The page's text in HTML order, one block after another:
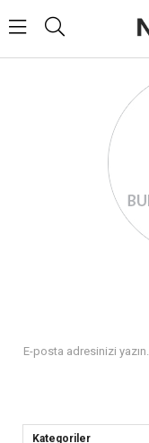
Kategoriler